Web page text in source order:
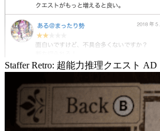
Staffer Retro: 超能力推理クエスト AD